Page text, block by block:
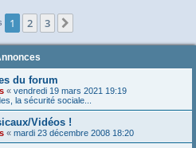
1 2 3
du forum
« vendredi 19 mars 2021 19:19
la sécurité sociale...
Vidéos !
« mardi 23 décembre 2008 18:20